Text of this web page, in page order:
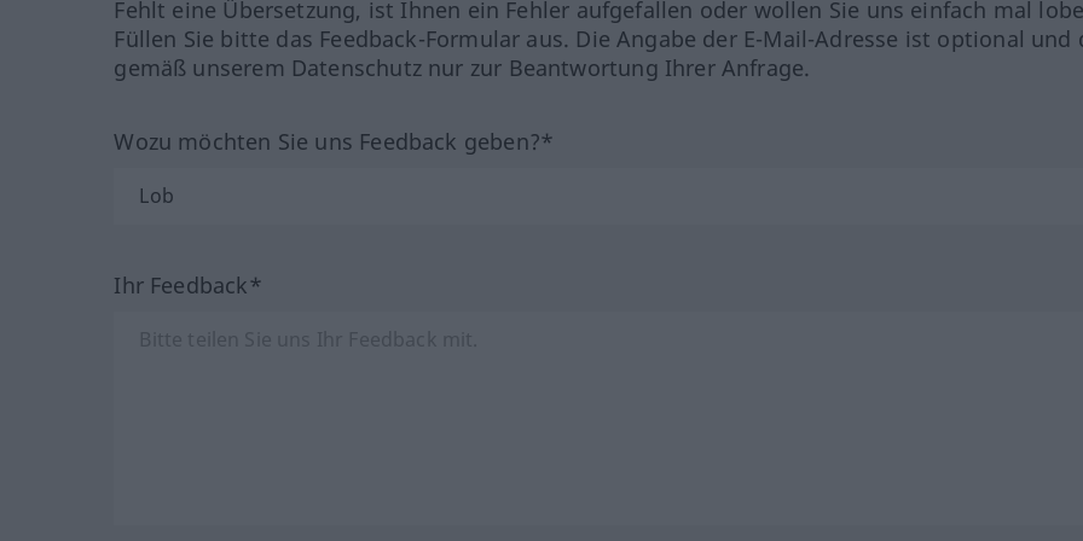
Fehlt eine Übersetzung, ist Ihnen ein Fehler aufgefallen oder wollen Sie uns einfach mal
Füllen Sie bitte das Feedback-Formular aus. Die Angabe der E-Mail-Adresse ist optional und
gemäß unserem Datenschutz nur zur Beantwortung Ihrer Anfrage.
Wozu möchten Sie uns Feedback geben?*
Ihr Feedback*